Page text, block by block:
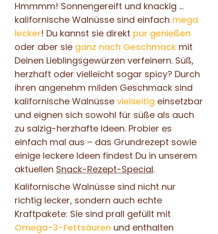
Hmmmm! Sonnengereift und knackig …
kalifornische Walnüsse sind einfach mega
lecker! Du kannst sie direkt pur genießen
oder aber sie ganz nach Geschmack mit
Deinen Lieblingsgewürzen verfeinern. Süß,
herzhaft oder vielleicht sogar spicy? Durch
ihren angenehm milden Geschmack sind
kalifornische Walnüsse vielseitig einsetzbar
und eignen sich sowohl für süße als auch
zu salzig-herzhafte Ideen. Probier es
einfach mal aus – das Grundrezept sowie
einige leckere Ideen findest Du in unserem
aktuellen Snack-Rezept-Special.
Kalifornische Walnüsse sind nicht nur
richtig lecker, sondern auch echte
Kraftpakete: Sie sind prall gefüllt mit
Omega-3-Fettsäuren und enthalten